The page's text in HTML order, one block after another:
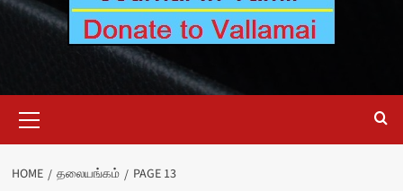
Menu
HOME தலையங்கம் PAGE 13